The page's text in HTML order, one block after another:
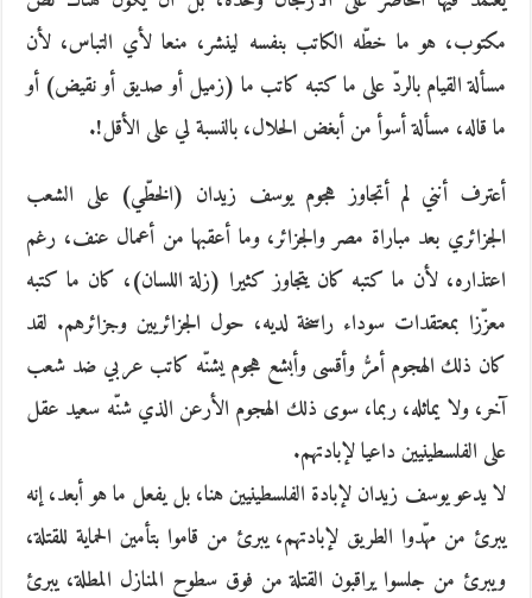
مكتوب، هو ما خطّه الكاتب بنفسه لينشر، منعا لأي التباس، لأن
مسألة القيام بالردّ على ما كتبه كاتب ما (زميل أو صديق أو نقيض) أو
ما قاله، مسألة أسوأ من أبغض الحلال، بالنسبة لي على الأقل!.
أعترف أنني لم أتجاوز هجوم يوسف زيدان (الخطّي) على الشعب
الجزائري بعد مباراة مصر والجزائر، وما أعقبها من أعمال عنف، رغم
اعتذاره، لأن ما كتبه كان يتجاوز كثيرا (زلة اللسان)، كان ما كتبه
معزّزا بمعتقدات سوداء راسخة لديه، حول الجزائريين وجزائرهم. لقد
كان ذلك الهجوم أمرُّ وأقسى وأبشع هجوم يشنّه كاتب عربي ضد شعب
آخر، ولا يماثله، ربما، سوى ذلك الهجوم الأرعن الذي شنّه سعيد عقل
على الفلسطينيين داعيا لإبادتهم.
لا يدعو يوسف زيدان لإبادة الفلسطينيين هنا، بل يفعل ما هو أبعد، إنه
يبرئ من مهّدوا الطريق لإبادتهم، يبرئ من قاموا بتأمين الحماية للقتلة،
ويبرئ من جلسوا يراقبون القتلة من فوق سطوح المنازل المطلة، يبرئ